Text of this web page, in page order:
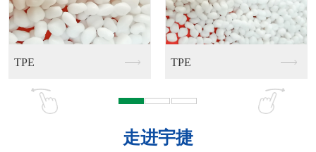
PCR塑胶RPE料
走进宇捷